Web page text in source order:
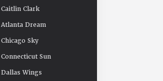
Caitlin Clark
Atlanta Dream
Chicago Sky
Connecticut Sun
Dallas Wings